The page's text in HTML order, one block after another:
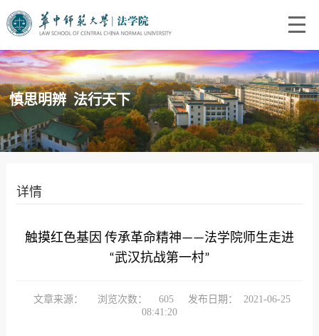
慎思明辨 法行天下
详情
触摸红色基因 传承革命精神——法学院师生走进
“武汉抗战第一村”
文章来源： 浏览次数： 605 发布日期：
2021-06-25
08:41:20